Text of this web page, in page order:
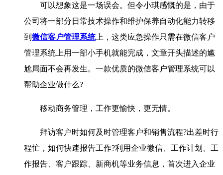
可以想象这是一场误会。但令小琪感慨的是，由于
公司将一部分日常技术操作和维护保养自动化能力转移
到 微信客户管理系统上，这类应急操作只需在微信客户
管理系统上用一部小手机就能完成，文章开头描述的尴
尬局面不会再发生。一款优质的微信客户管理系统可以
帮助企业做什么?
移动商务管理，工作更愉快，更无情。
拜访客户时如何及时管理客户和销售流程?出差时行
程忙，如何快速报告工作?利用企业微信、工作计划、工
作报告、客户跟踪、新商机等业务信息，首次进入企业